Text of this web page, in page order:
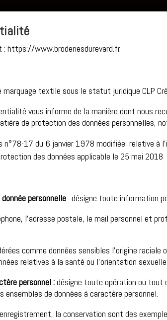
: https://www.broderiesdurevard.fr.
marquage textile sous le statut juridique CLP
vous informe de la manière dont nous
de protection des données personnelles,
17 du 6 janvier 1978 modifiée, relative à
des données applicable le 25 mai 2018
personnelle: désigne toute information
l’adresse postale, le mail personnel et
comme données sensibles l’origine
relatives à la santé ou l’orientation sexuelle.
personnel :désigne toute opération ou tout
ensembles de données à caractère personnel.
la conservation sont des